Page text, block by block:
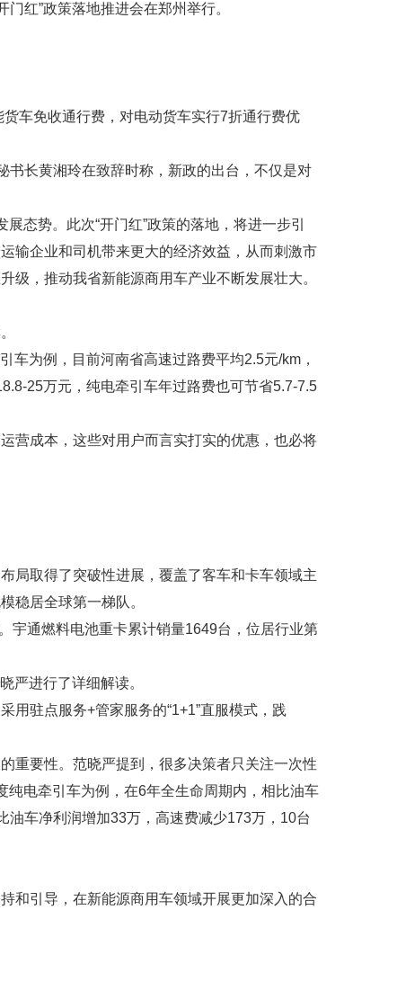
红”政策落地推进会在郑州举行。
车免收通行费，对电动货车实行7折通行费优
书长黄湘玲在致辞时称，新政的出台，不仅是对
态势。此次“开门红”政策的落地，将进一步引
输企业和司机带来更大的经济效益，从而刺激市
级，推动我省新能源商用车产业不断发展壮大。
车为例，目前河南省高速过路费平均2.5元/km，
25万元，纯电牵引车年过路费也可节省5.7-7.5
营成本，这些对用户而言实打实的优惠，也必将
局取得了突破性进展，覆盖了客车和卡车领域主
稳居全球第一梯队。
宇通燃料电池重卡累计销量1649台，位居行业第
严进行了详细解读。
用驻点服务+管家服务的“1+1”直服模式，践
重要性。范晓严提到，很多决策者只关注一次性
电牵引车为例，在6年全生命周期内，相比油车
车净利润增加33万，高速费减少173万，10台
和引导，在新能源商用车领域开展更加深入的合